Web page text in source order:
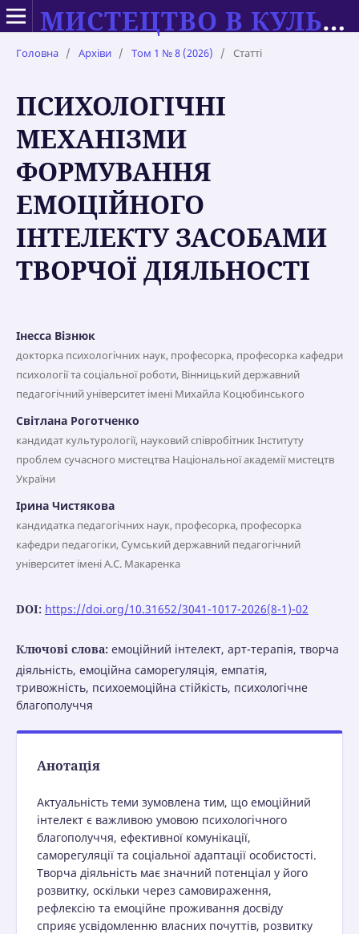
МИСТЕЦТВО В КУЛЬТУРІ СУЧАСНОСТІ: ТЕОРІЯ ТА ПРАКТИКА НАВЧАННЯ
Головна / Архіви / Том 1 № 8 (2026) / Статті
ПСИХОЛОГІЧНІ
МЕХАНІЗМИ
ФОРМУВАННЯ
ЕМОЦІЙНОГО
ІНТЕЛЕКТУ ЗАСОБАМИ
ТВОРЧОЇ ДІЯЛЬНОСТІ
Інесса Візнюк
докторка психологічних наук, професорка, професорка кафедри
психології та соціальної роботи, Вінницький державний
педагогічний університет імені Михайла Коцюбинського
Світлана Роготченко
кандидат культурології, науковий співробітник Інституту
проблем сучасного мистецтва Національної академії мистецтв
України
Ірина Чистякова
кандидатка педагогічних наук, професорка, професорка
кафедри педагогіки, Сумський державний педагогічний
університет імені А.С. Макаренка
DOI: https://doi.org/10.31652/3041-1017-2026(8-1)-02
Ключові слова: емоційний інтелект, арт-терапія, творча
діяльність, емоційна саморегуляція, емпатія,
тривожність, психоемоційна стійкість, психологічне
благополуччя
Анотація
Актуальність теми зумовлена тим, що емоційний
інтелект є важливою умовою психологічного
благополуччя, ефективної комунікації,
саморегуляції та соціальної адаптації особистості.
Творча діяльність має значний потенціал у його
розвитку, оскільки через самовираження,
рефлексію та емоційне проживання досвіду
сприяє усвідомленню власних почуттів, розвитку